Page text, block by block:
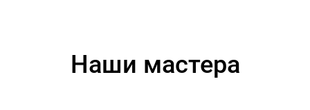
Наши мастера